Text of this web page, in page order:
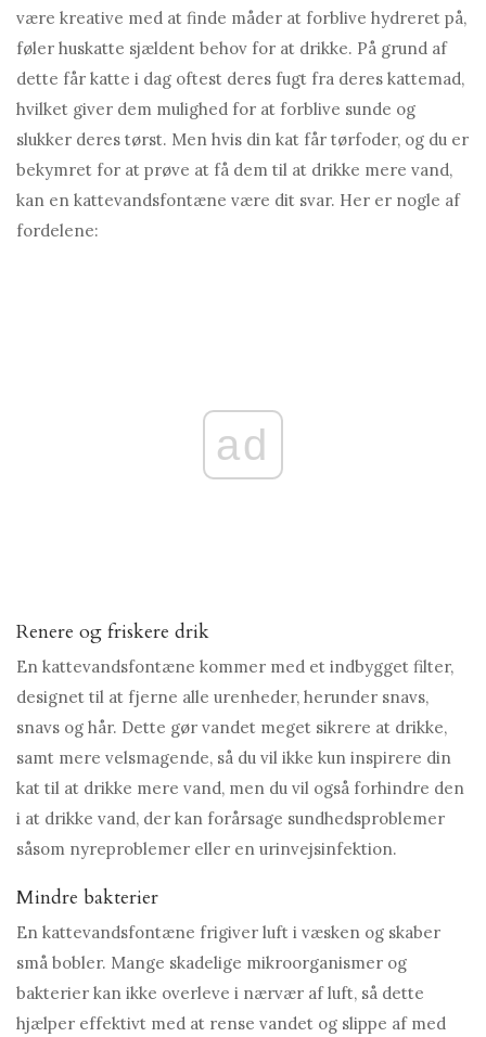
være kreative med at finde måder at forblive hydreret på,
føler huskatte sjældent behov for at drikke. På grund af
dette får katte i dag oftest deres fugt fra deres kattemad,
hvilket giver dem mulighed for at forblive sunde og
slukker deres tørst. Men hvis din kat får tørfoder, og du er
bekymret for at prøve at få dem til at drikke mere vand,
kan en kattevandsfontæne være dit svar. Her er nogle af
fordelene:
ad
Renere og friskere drik
En kattevandsfontæne kommer med et indbygget filter,
designet til at fjerne alle urenheder, herunder snavs,
snavs og hår. Dette gør vandet meget sikrere at drikke,
samt mere velsmagende, så du vil ikke kun inspirere din
kat til at drikke mere vand, men du vil også forhindre den
i at drikke vand, der kan forårsage sundhedsproblemer
såsom nyreproblemer eller en urinvejsinfektion.
Mindre bakterier
En kattevandsfontæne frigiver luft i væsken og skaber
små bobler. Mange skadelige mikroorganismer og
bakterier kan ikke overleve i nærvær af luft, så dette
hjælper effektivt med at rense vandet og slippe af med